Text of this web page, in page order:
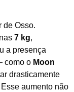
de Osso.
7 kg,
a presença
como o Moon
drasticamente
Esse aumento não